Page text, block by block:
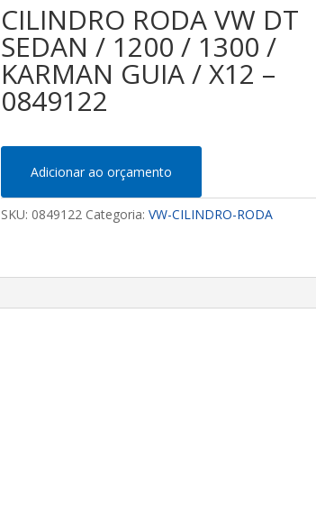
CILINDRO RODA VW DT
SEDAN / 1200 / 1300 /
KARMAN GUIA / X12 –
0849122
Adicionar ao orçamento
SKU: 0849122 Categoria:VW-CILINDRO-RODA